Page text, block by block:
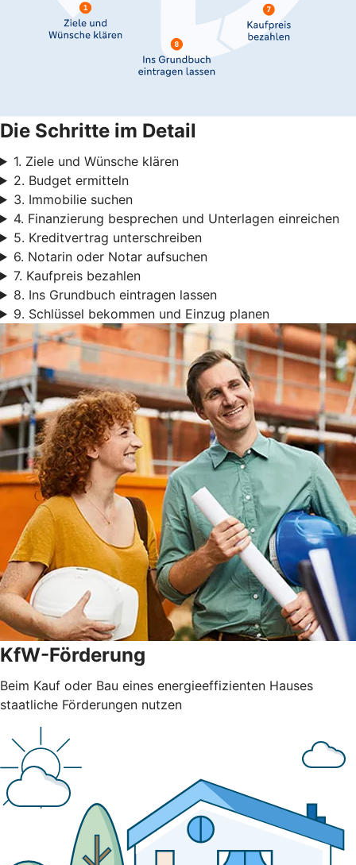
Die Schritte im Detail
1. Ziele und Wünsche klären
2. Budget ermitteln
3. Immobilie suchen
4. Finanzierung besprechen und Unterlagen einreichen
5. Kreditvertrag unterschreiben
6. Notarin oder Notar aufsuchen
7. Kaufpreis bezahlen
8. Ins Grundbuch eintragen lassen
9. Schlüssel bekommen und Einzug planen
KfW-Förderung
Beim Kauf oder Bau eines energieeffizienten Hauses
staatliche Förderungen nutzen